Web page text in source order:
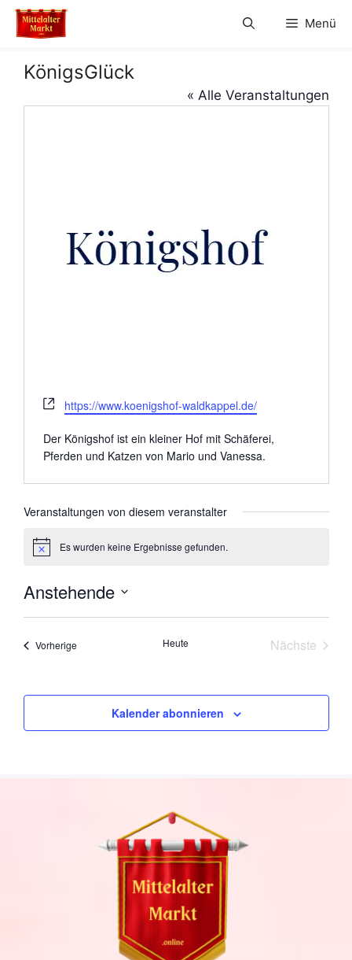
Zum
Inhalt
Menü
KönigsGlück
« Alle Veranstaltungen
W
e
b
s
i
t
https://www.koenigshof-waldkappel.de/
Der Königshof ist ein kleiner Hof mit Schäferei,
Pferden und Katzen von Mario und Vanessa.
Veranstaltungen von diesem veranstalter
H
w
e
i
Es wurden keine Ergebnisse gefunden.
Anstehende
D
t
m
ä
VorherigeVeranstaltungen Heute
Nächste
Kalender abonnieren